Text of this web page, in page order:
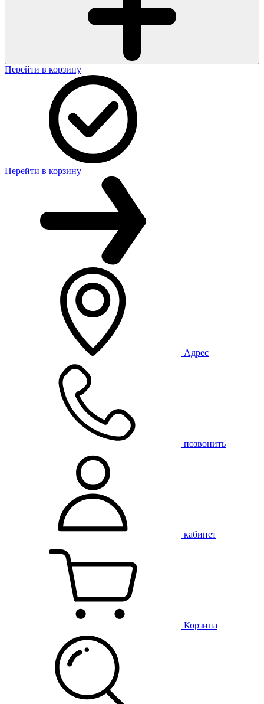
Перейти в корзину
Перейти в корзину
Адрес
позвонить
кабинет
Корзина